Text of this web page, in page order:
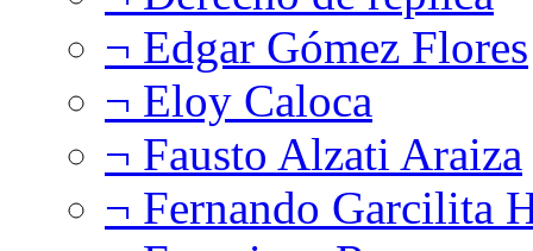
¬ Edgar Gómez Flores
¬ Eloy Caloca
¬ Fausto Alzati Araiza
¬ Fernando Garcilita